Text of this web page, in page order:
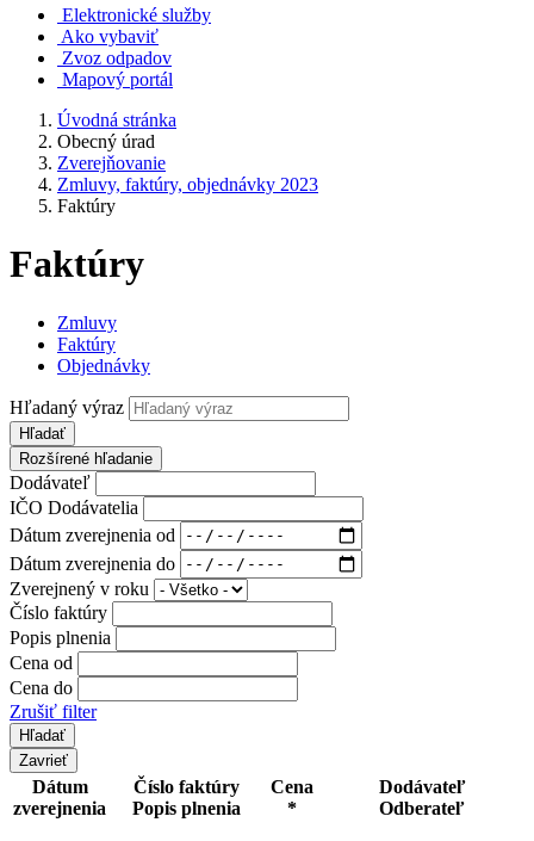
Elektronické služby
Ako vybaviť
Zvoz odpadov
Mapový portál
Úvodná stránka
Obecný úrad
Zverejňovanie
Zmluvy, faktúry, objednávky 2023
Faktúry
Faktúry
Zmluvy
Faktúry
Objednávky
Hľadaný výraz
Hľadať
Rozšírené hľadanie
Dodávateľ
IČO Dodávatelia
Dátum zverejnenia od
Dátum zverejnenia do
Zverejnený v roku
Číslo faktúry
Popis plnenia
Cena od
Cena do
Zrušiť filter
Zavrieť
Dátum
zverejnenia
Číslo faktúry
Popis plnenia
Cena
*
Dodávateľ
Odberateľ